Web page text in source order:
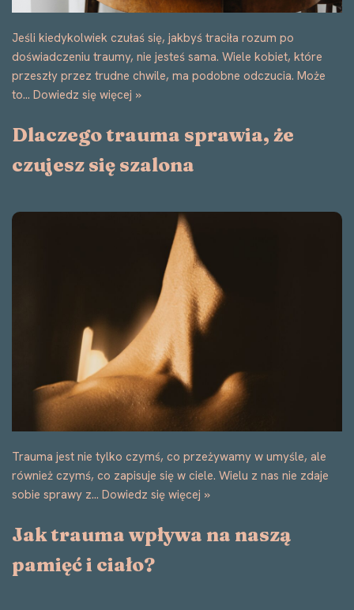
Jeśli kiedykolwiek czułaś się, jakbyś traciła rozum po
doświadczeniu traumy, nie jesteś sama. Wiele kobiet, które
przeszły przez trudne chwile, ma podobne odczucia. Może
to… Dowiedz się więcej »
Dlaczego trauma sprawia, że
czujesz się szalona
Trauma jest nie tylko czymś, co przeżywamy w umyśle, ale
również czymś, co zapisuje się w ciele. Wielu z nas nie zdaje
sobie sprawy z… Dowiedz się więcej »
Jak trauma wpływa na naszą
pamięć i ciało?